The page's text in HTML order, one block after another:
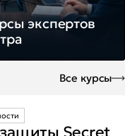
экспертов
Все курсы
Secret